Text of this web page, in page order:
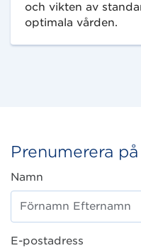
och vikten av
optimala vården.
Prenumerera
Namn
E-postadress